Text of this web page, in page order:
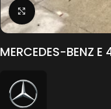
Click to enlarge
MERCEDES-BENZ